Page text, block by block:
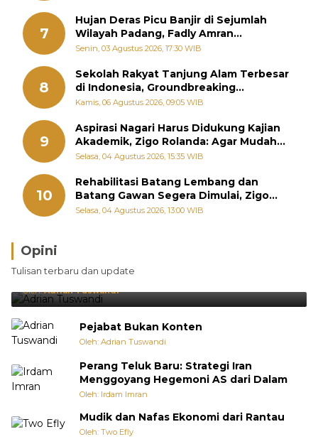
7
Hujan Deras Picu Banjir di Sejumlah
Wilayah Padang, Fadly Amran
Perintahkan OPD Siaga
Senin, 03 Agustus 2026, 17:30 WIB
8
Sekolah Rakyat Tanjung Alam Terbesar
di Indonesia, Groundbreaking
September
Kamis, 06 Agustus 2026, 09:05 WIB
9
Aspirasi Nagari Harus Didukung Kajian
Akademik, Zigo Rolanda: Agar Mudah
Diperjuangkan di Kementerian
Selasa, 04 Agustus 2026, 15:35 WIB
10
Rehabilitasi Batang Lembang dan
Batang Gawan Segera Dimulai, Zigo
Rolanda Pastikan Proyek Berjalan
Selasa, 04 Agustus 2026, 13:00 WIB
Opini
Tulisan terbaru dan update
Brasil Lebih Diunggulkan, tetapi Jepang Selalu
Punya Cara Membuat Kejutan
Oleh:Adrian Tuswandi
Pejabat Bukan Konten
Oleh: Adrian Tuswandi
Perang Teluk Baru: Strategi Iran
Menggoyang Hegemoni AS dari Dalam
Oleh: Irdam Imran
Mudik dan Nafas Ekonomi dari Rantau
Oleh: Two Efly